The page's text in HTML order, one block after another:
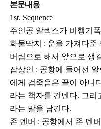
본문내용
1st. Sequence
주인공 알렉스가 비행기
화물딱지 : 운을 가져다준
버림으로 해서 앞으로 생
잡상인 : 공항에 들어선
에게 겁죽음은 끝이 아니
라는 책자를 건넨다. 그리
라는 말을 남긴다.
존 덴버 : 공항에서 존 덴